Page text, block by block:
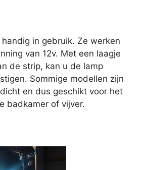
handig in gebruik. Ze werken
van 12v. Met een laagje
de strip, kan u de lamp
Sommige modellen zijn
en dus geschikt voor het
badkamer of vijver.